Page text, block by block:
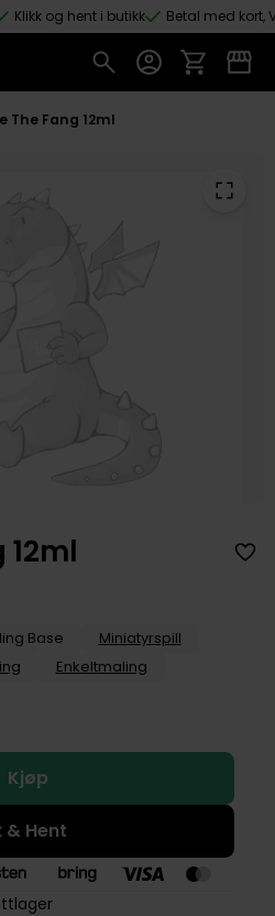
Klikk og hent i butikk Betal med kort,
The Fang 12ml
12ml
Base
Miniatyrspill
Enkeltmaling
Kjøp
& Hent